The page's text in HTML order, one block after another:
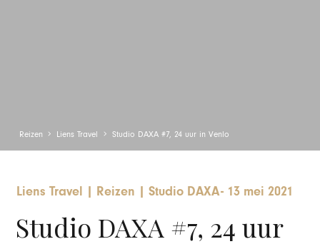
Reizen Liens Travel Studio DAXA #7, 24 uur in Venlo
Liens Travel Reizen Studio DAXA- 13 mei 2021
Studio DAXA #7, 24 uur